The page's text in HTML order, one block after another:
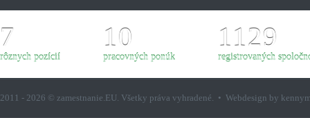
7
rôznych pozícií
10
pracovných ponúk
1129
registrovaných
2011 - 2026 © zamestnanie.EU. Všetky práva vyhradené. • Webdesign by